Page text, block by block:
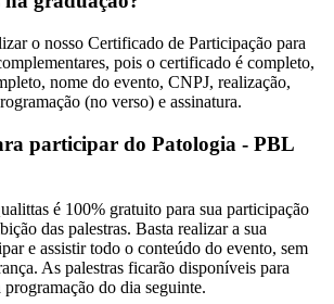
o nosso Certificado de Participação para
pois o certificado é completo,
nome do evento, CNPJ, realização,
(no verso) e assinatura.
participar do Patologia - PBL
é 100% gratuito para sua participação
das palestras. Basta realizar a sua
e assistir todo o conteúdo do evento, sem
As palestras ficarão disponíveis para
do dia seguinte.